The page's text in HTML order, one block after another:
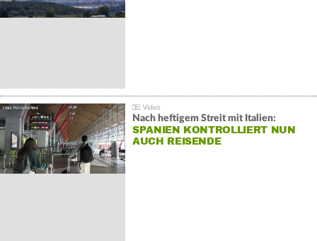
Nach heftigem Streit mit Italien:
SPANIEN KONTROLLIERT NUN
AUCH REISENDE